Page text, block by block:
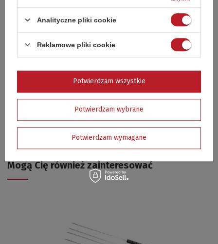
2 lata - klienci indywidualni
1 rok - przedsiębiorcy (zakup na FV z NIP)
Mogą Cię również zainteresować
Analityczne pliki cookie
Reklamowe pliki cookie
Potwierdzam wybrane
Potwierdzam wymagane
Potwierdzam wszystkie